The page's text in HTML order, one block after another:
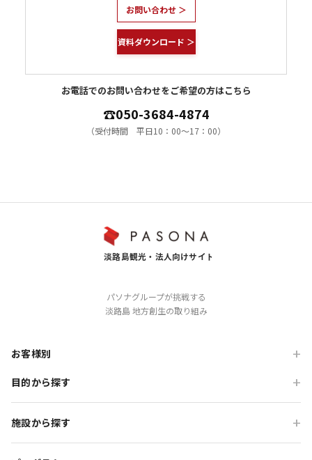
お問い合わせ ＞
資料ダウンロード ＞
お電話でのお問い合わせをご希望の方はこちら
☎050-3684-4874
（受付時間 平日10：00〜17：00）
パソナグループが挑戦する
淡路島 地方創生の取り組み
お客様別
旅行会社の方
企業・各種団体の方
目的から探す
施設から探す